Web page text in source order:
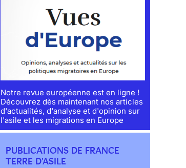
Notre revue européenne est en ligne !
Découvrez dès maintenant nos articles
d'actualités, d'analyse et d'opinion sur
l'asile et les migrations en Europe
PUBLICATIONS DE FRANCE
TERRE D'ASILE